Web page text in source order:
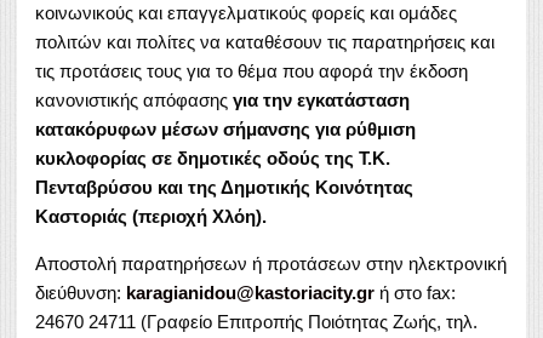
κοινωνικούς και επαγγελματικούς φορείς και ομάδες
πολιτών και πολίτες να καταθέσουν τις παρατηρήσεις και
τις προτάσεις τους για το θέμα που αφορά την έκδοση
κανονιστικής απόφασης για την εγκατάσταση
κατακόρυφων μέσων σήμανσης για ρύθμιση
κυκλοφορίας σε δημοτικές οδούς της Τ.Κ.
Πενταβρύσου και της Δημοτικής Κοινότητας
Καστοριάς (περιοχή Χλόη).
Αποστολή παρατηρήσεων ή προτάσεων στην ηλεκτρονική
διεύθυνση: karagianidou@kastoriacity.gr ή στο fax:
24670 24711 (Γραφείο Επιτροπής Ποιότητας Ζωής, τηλ.